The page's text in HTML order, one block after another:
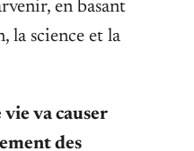
en basant
la science et la
va causer
des